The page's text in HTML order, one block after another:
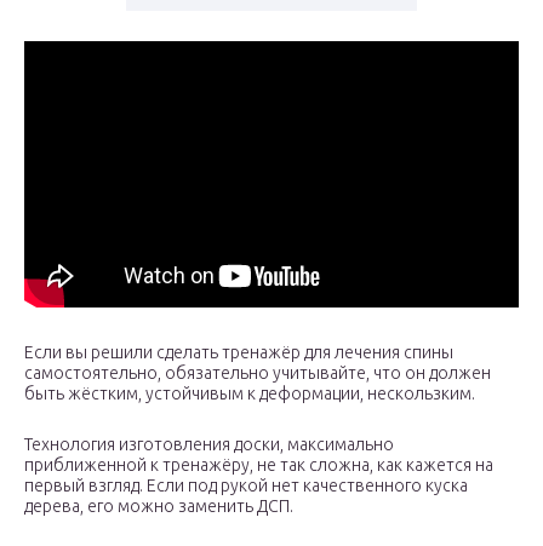
Если вы решили сделать тренажёр для лечения спины
самостоятельно, обязательно учитывайте, что он должен
быть жёстким, устойчивым к деформации, нескользким.
Технология изготовления доски, максимально
приближенной к тренажёру, не так сложна, как кажется на
первый взгляд. Если под рукой нет качественного куска
дерева, его можно заменить ДСП.